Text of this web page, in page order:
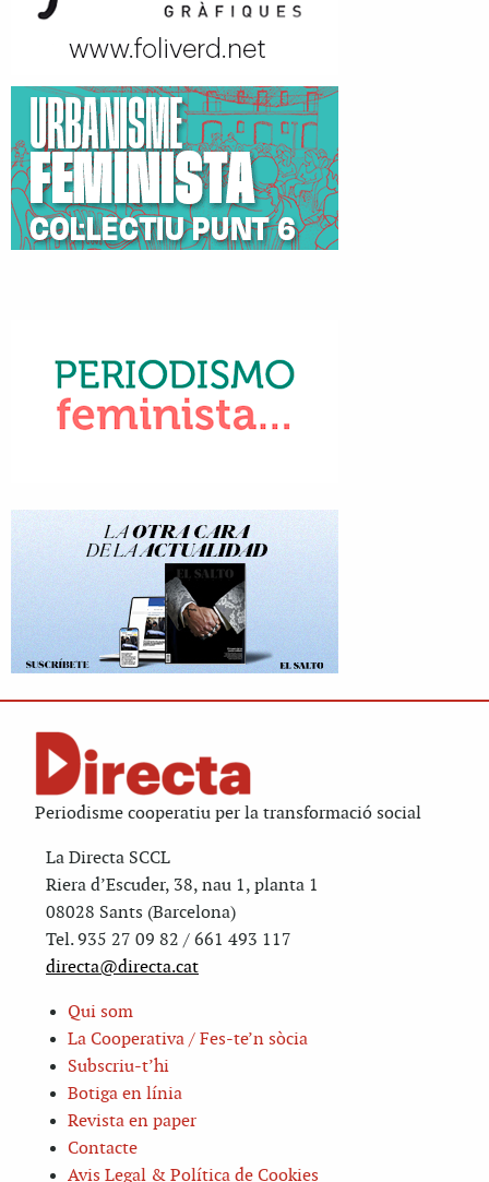
Periodisme cooperatiu per la transformació social
La Directa SCCL
Riera d’Escuder, 38, nau 1, planta 1
08028 Sants (Barcelona)
Tel. 935 27 09 82 / 661 493 117
directa@directa.cat
Qui som
La Cooperativa / Fes-te’n sòcia
Subscriu-t’hi
Botiga en línia
Revista en paper
Contacte
Avis Legal & Política de Cookies